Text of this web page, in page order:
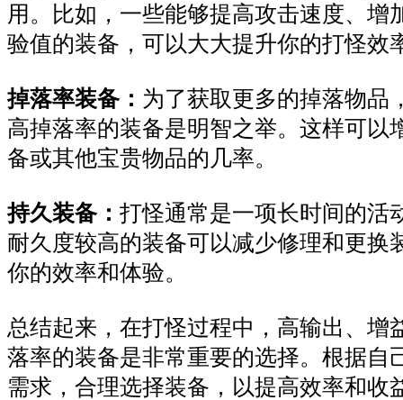
用。比如，一些能够提高攻击速度、增
验值的装备，可以大大提升你的打怪效
掉落率装备： 为了获取更多的掉落物品
高掉落率的装备是明智之举。这样可以
备或其他宝贵物品的几率。
持久装备： 打怪通常是一项长时间的活
耐久度较高的装备可以减少修理和更换
你的效率和体验。
总结起来，在打怪过程中，高输出、增
落率的装备是非常重要的选择。根据自
需求，合理选择装备，以提高效率和收